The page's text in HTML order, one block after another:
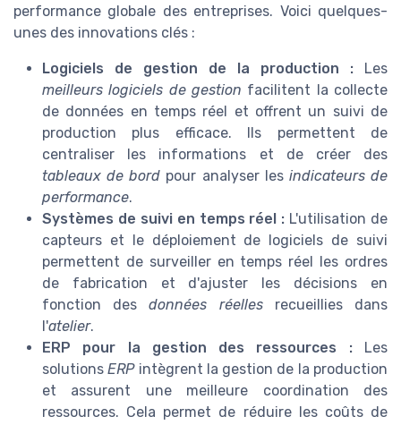
performance globale des entreprises. Voici quelques-
unes des innovations clés :
Logiciels de gestion de la production : Les
meilleurs logiciels de gestion facilitent la collecte
de données en temps réel et offrent un suivi de
production plus efficace. Ils permettent de
centraliser les informations et de créer des
tableaux de bord pour analyser les indicateurs de
performance.
Systèmes de suivi en temps réel : L'utilisation de
capteurs et le déploiement de logiciels de suivi
permettent de surveiller en temps réel les ordres
de fabrication et d'ajuster les décisions en
fonction desdonnées réellesrecueillies dans
l'atelier.
ERP pour la gestion des ressources :Les
solutionsERPintègrent la gestion de la production
et assurent une meilleure coordination des
ressources. Cela permet de réduire les coûts de